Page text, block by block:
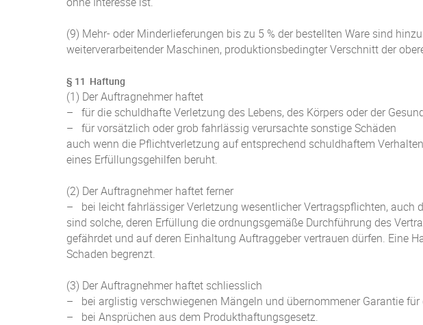
(9) Mehr- oder Minderlieferungen bis zu 5 % der bestellten Ware sind
weiterverarbeitender Maschinen, produktionsbedingter Verschnitt der
§ 11 Haftung
(1) Der Auftragnehmer haftet
– für die schuldhafte Verletzung des Lebens, des Körpers oder der
– für vorsätzlich oder grob fahrlässig verursachte sonstige Schäden
auch wenn die Pflichtverletzung auf entsprechend schuldhaftem
eines Erfüllungsgehilfen beruht.
(2) Der Auftragnehmer haftet ferner
– bei leicht fahrlässiger Verletzung wesentlicher Vertragspflichten, auch
sind solche, deren Erfüllung die ordnungsgemäße Durchführung des
gefährdet und auf deren Einhaltung Auftraggeber vertrauen dürfen. Eine
Schaden begrenzt.
(3) Der Auftragnehmer haftet schliesslich
– bei arglistig verschwiegenen Mängeln und übernommener Garantie für
– bei Ansprüchen aus dem Produkthaftungsgesetz.